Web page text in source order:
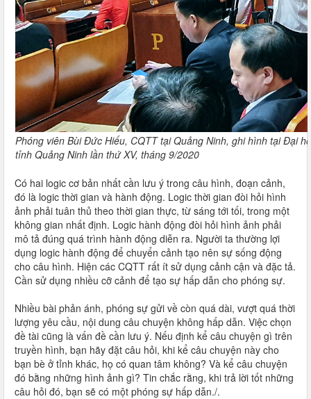
Phóng viên Bùi Đức Hiếu, CQTT tại Quảng Ninh, ghi hình tại Đại
tỉnh Quảng Ninh lần thứ XV, tháng 9/2020
Có hai logic cơ bản nhất cần lưu ý trong câu hình, đoạn cảnh,
đó là logic thời gian và hành động. Logic thời gian đòi hỏi hình
ảnh phải tuân thủ theo thời gian thực, từ sáng tới tối, trong một
không gian nhất định. Logic hành động đòi hỏi hình ảnh phải
mô tả đúng quá trình hành động diễn ra. Người ta thường lợi
dụng logic hành động để chuyển cảnh tạo nên sự sống động
cho câu hình. Hiện các CQTT rất ít sử dụng cảnh cận và đặc tả.
Cần sử dụng nhiều cỡ cảnh để tạo sự hấp dẫn cho phóng sự.
Nhiều bài phản ánh, phóng sự gửi về còn quá dài, vượt quá thời
lượng yêu cầu, nội dung câu chuyện không hấp dẫn. Việc chọn
đề tài cũng là vấn đề cần lưu ý. Nếu định kể câu chuyện gì trên
truyền hình, bạn hãy đặt câu hỏi, khi kể câu chuyện này cho
bạn bè ở tỉnh khác, họ có quan tâm không? Và kể câu chuyện
đó bằng những hình ảnh gì? Tin chắc rằng, khi trả lời tốt những
câu hỏi đó, bạn sẽ có một phóng sự hấp dẫn./.